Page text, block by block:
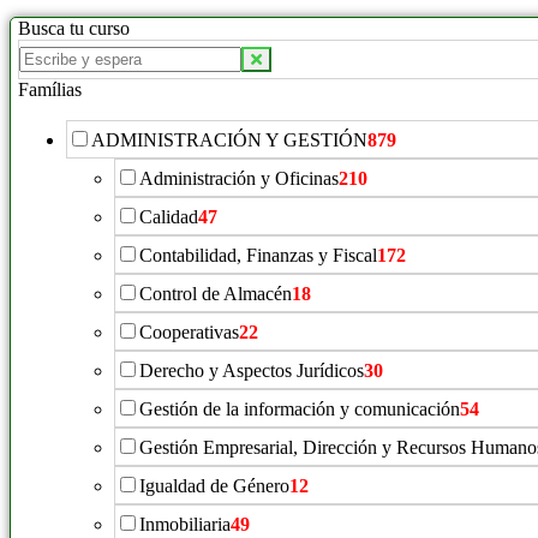
Busca tu curso
Buscar
productos:
Famílias
ADMINISTRACIÓN Y GESTIÓN879
Administración y Oficinas210
Calidad47
Contabilidad, Finanzas y Fiscal172
Control de Almacén18
Cooperativas22
Derecho y Aspectos Jurídicos30
Gestión de la información y comunicación54
Gestión Empresarial, Dirección y Recursos
Igualdad de Género12
Inmobiliaria49